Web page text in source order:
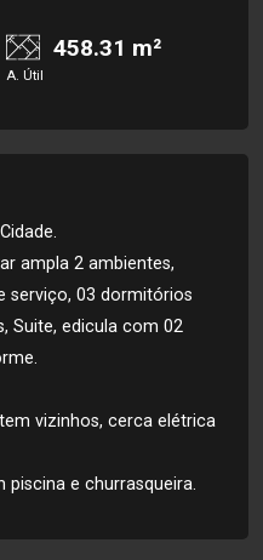
458.31 m²
A. Útil
ampla 2 ambientes,
serviço, 03 dormitórios
Suite, edicula com 02
vizinhos, cerca elétrica
piscina e churrasqueira.